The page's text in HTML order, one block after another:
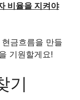
비율을 지켜야
금흐름을 만들
기원할게요!
기